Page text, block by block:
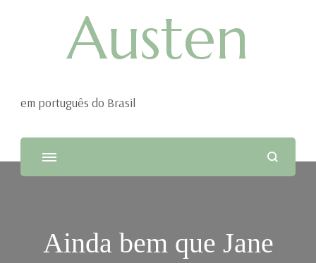
Austen
em português do Brasil
Ainda bem que Jane